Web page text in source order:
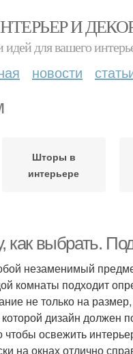
И
идей для вашего
новости
Шторы в
интерьере
как выбрать.
незаменимый
комнаты подходит
не только на
дизайн должен
чтобы освежить
на окнах отлично